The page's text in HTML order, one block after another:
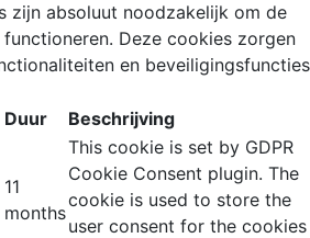
zijn absoluut noodzakelijk om de
Deze cookies zorgen
en beveiligingsfuncties
Duur Beschrijving
11
months
This cookie is set by GDPR
Cookie Consent plugin. The
cookie is used to store the
user consent for the cookies